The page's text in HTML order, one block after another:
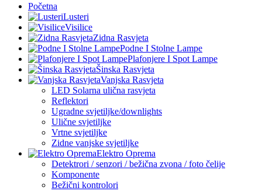
Početna
Lusteri
Visilice
Zidna Rasvjeta
Podne I Stolne Lampe
Plafonjere I Spot Lampe
Šinska Rasvjeta
Vanjska Rasvjeta
LED Solarna ulična rasvjeta
Reflektori
Ugradne svjetiljke/downlights
Ulične svjetiljke
Vrtne svjetiljke
Zidne vanjske svjetiljke
Elektro Oprema
Detektrori / senzori / bežična zvona / foto čelije
Komponente
Bežični kontrolori